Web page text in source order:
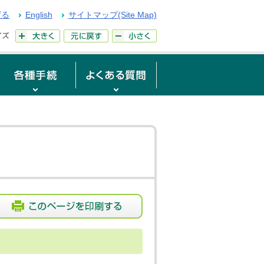
English サイトマップ(Site Map)